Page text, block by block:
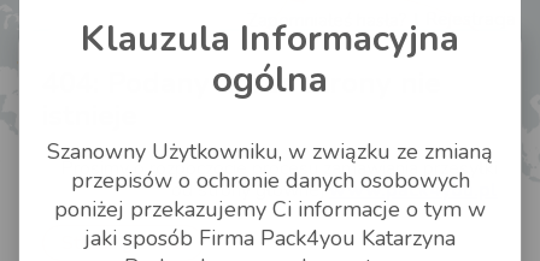
Strefy UPS
Zasady realizacji zleceń
Regulamin
CZAS DOSTAWY
RABEN
DLACZEGO MY?
BLOG
WSPARCIE
Zapomniałeś hasła? |
404: Podany adres strony nie
Prosimy o rozpoczęcie procesu zamawiania przesyłki
od strony głównejwww.pack4you.pl
Strona główna
Klauzula Informacyjna
ogólna
Szanowny Użytkowniku, w związku ze zmianą
przepisów o ochronie danych osobowych
poniżej przekazujemy Ci informacje o tym w
jaki sposób Firma Pack4you Katarzyna